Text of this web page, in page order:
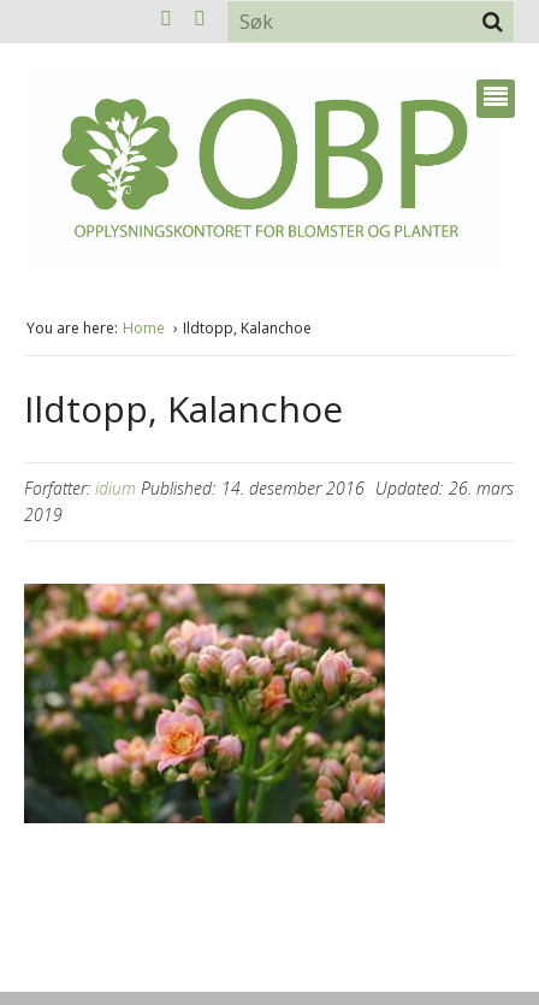
You are here: Home Ildtopp, Kalanchoe
Ildtopp, Kalanchoe
Forfatter: idium Published: 14. desember 2016 Updated: 26. mars
2019